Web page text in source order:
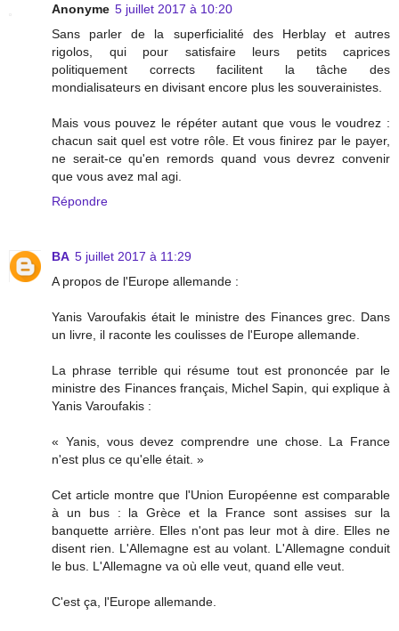
Anonyme 5 juillet 2017 à 10:20
Sans parler de la superficialité des Herblay et autres
rigolos, qui pour satisfaire leurs petits caprices
politiquement corrects facilitent la tâche des
mondialisateurs en divisant encore plus les souverainistes.
Mais vous pouvez le répéter autant que vous le voudrez :
chacun sait quel est votre rôle. Et vous finirez par le payer,
ne serait-ce qu'en remords quand vous devrez convenir
que vous avez mal agi.
Répondre
BA 5 juillet 2017 à 11:29
A propos de l'Europe allemande :
Yanis Varoufakis était le ministre des Finances grec. Dans
un livre, il raconte les coulisses de l'Europe allemande.
La phrase terrible qui résume tout est prononcée par le
ministre des Finances français, Michel Sapin, qui explique à
Yanis Varoufakis :
« Yanis, vous devez comprendre une chose. La France
n'est plus ce qu'elle était. »
Cet article montre que l'Union Européenne est comparable
à un bus : la Grèce et la France sont assises sur la
banquette arrière. Elles n'ont pas leur mot à dire. Elles ne
disent rien. L'Allemagne est au volant. L'Allemagne conduit
le bus. L'Allemagne va où elle veut, quand elle veut.
C'est ça, l'Europe allemande.